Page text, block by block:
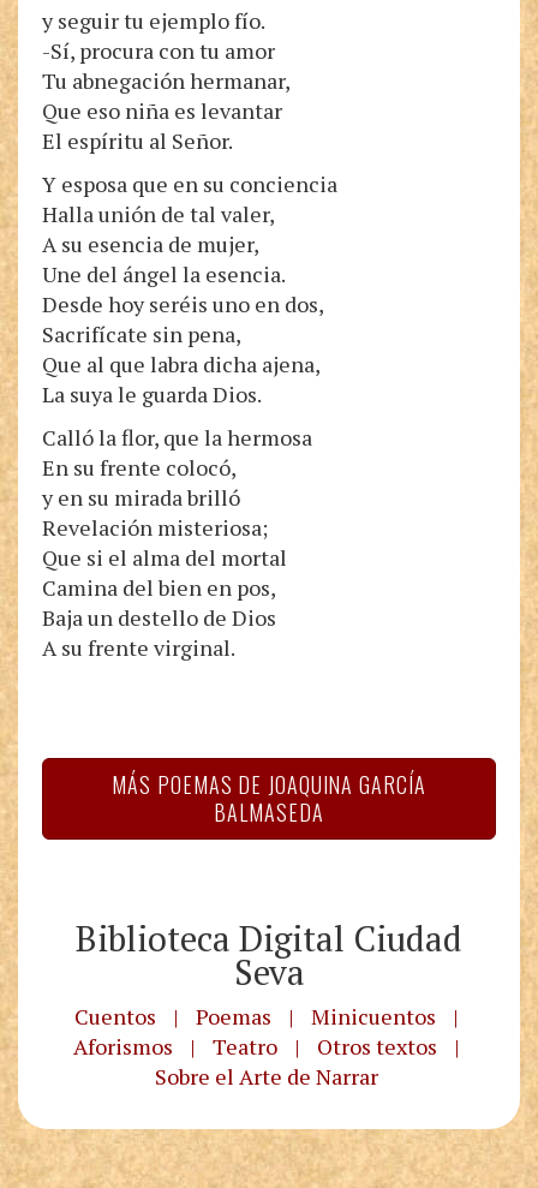
y seguir tu ejemplo fío.
-Sí, procura con tu amor
Tu abnegación hermanar,
Que eso niña es levantar
El espíritu al Señor.
Y esposa que en su conciencia
Halla unión de tal valer,
A su esencia de mujer,
Une del ángel la esencia.
Desde hoy seréis uno en dos,
Sacrifícate sin pena,
Que al que labra dicha ajena,
La suya le guarda Dios.
Calló la flor, que la hermosa
En su frente colocó,
y en su mirada brilló
Revelación misteriosa;
Que si el alma del mortal
Camina del bien en pos,
Baja un destello de Dios
A su frente virginal.
MÁS POEMAS DE JOAQUINA GARCÍA
BALMASEDA
Biblioteca Digital Ciudad
Seva
Cuentos | Poemas | Minicuentos
|
Aforismos
| Teatro | Otros textos
|
Sobre el Arte de Narrar